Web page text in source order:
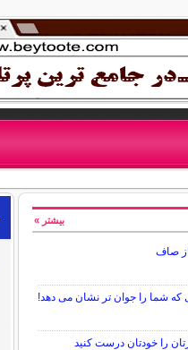
صاف
را خودتان درست کنید
بیشتر »